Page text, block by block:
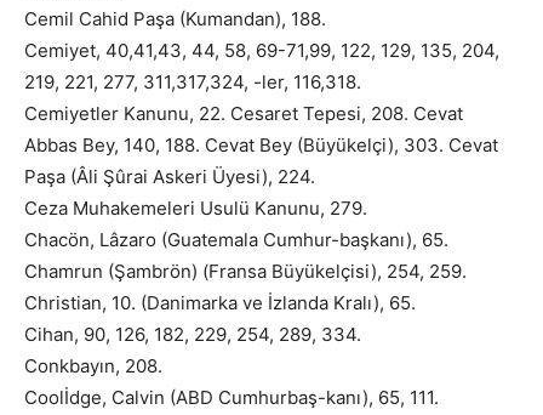
Cemil Cahid Paşa (Kumandan), 188.
Cemiyet, 40,41,43, 44, 58, 69-71,99, 122, 129, 135, 204,
219, 221, 277, 311,317,324, -ler, 116,318.
Cemiyetler Kanunu, 22. Cesaret Tepesi, 208. Cevat
Abbas Bey, 140, 188. Cevat Bey (Büyükelçi), 303. Cevat
Paşa (Âli Şûrai Askeri Üyesi), 224.
Ceza Muhakemeleri Usulü Kanunu, 279.
Chacön, Lâzaro (Guatemala Cumhur-başkanı), 65.
Chamrun (Şambrön) (Fransa Büyükelçisi), 254, 259.
Christian, 10. (Danimarka ve İzlanda Kralı), 65.
Cihan, 90, 126, 182, 229, 254, 289, 334.
Conkbayın, 208.
Coolİdge, Calvin (ABD Cumhurbaş-kanı), 65, 111.